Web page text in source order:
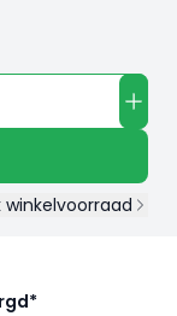
winkelvoorraad